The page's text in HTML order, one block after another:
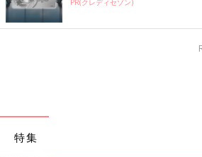
ワイトも気になってきたとのこと。色違
特集